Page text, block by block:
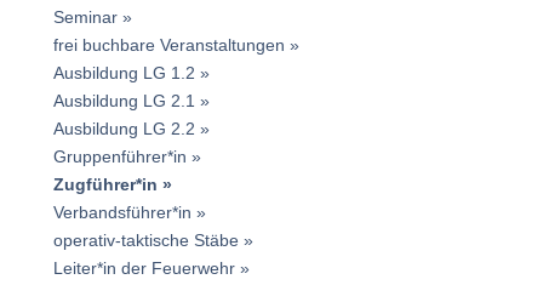
Seminar
frei buchbare Veranstaltungen
Ausbildung LG 1.2
Ausbildung LG 2.1
Ausbildung LG 2.2
Gruppenführer*in
Zugführer*in
Verbandsführer*in
operativ-taktische Stäbe
Leiter*in der Feuerwehr